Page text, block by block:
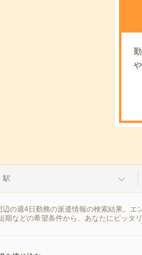
駅
の週4日勤務の派遣情報の検索結果。
期などの希望条件から、あなたにピッタ